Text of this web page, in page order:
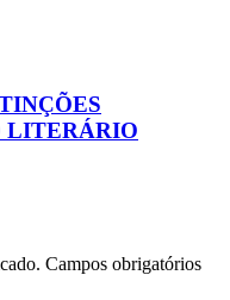
LITERÁRIO
Campos obrigatórios